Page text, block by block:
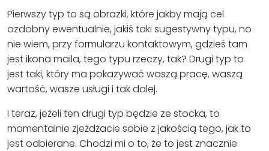
Pierwszy typ to są obrazki, które jakby mają cel
ozdobny ewentualnie, jakiś taki sugestywny typu, no
nie wiem, przy formularzu kontaktowym, gdzieś tam
jest ikona maila, tego typu rzeczy, tak? Drugi typ to
jest taki, który ma pokazywać waszą pracę, waszą
wartość, wasze usługi i tak dalej.
I teraz, jeżeli ten drugi typ będzie ze stocka, to
momentalnie zjeżdżacie sobie z jakością tego, jak to
jest odbierane. Chodzi mi o to, że to jest znacznie